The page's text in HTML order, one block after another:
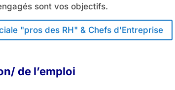
sont vos objectifs.
"pros des RH" & Chefs d'Entreprise
de l’emploi